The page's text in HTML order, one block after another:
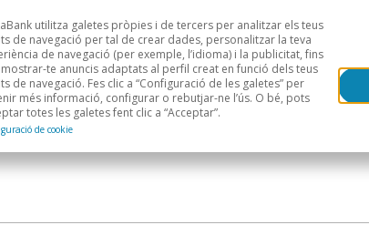
Anàlisi sectorial Àrees geogràfiques
utilitza galetes pròpies i de tercers per analitzar els teus
de navegació per tal de crear dades, personalitzar la teva
de navegació (per exemple, l’idioma) i la publicitat, fins
te anuncis adaptats al perfil creat en funció dels teus
de navegació. Fes clic a “Configuració de les galetes” per
més informació, configurar o rebutjar-ne l’ús. O bé, pots
totes les galetes fent clic a “Acceptar”.
de cookie